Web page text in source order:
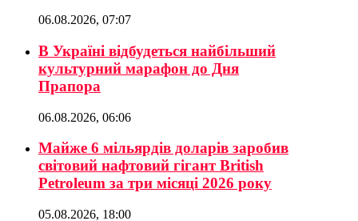
06.08.2026, 07:07
В Україні відбудеться найбільший
культурний марафон до Дня
Прапора
06.08.2026, 06:06
Майже 6 мільярдів доларів заробив
світовий нафтовий гігант British
Petroleum за три місяці 2026 року
05.08.2026, 18:00